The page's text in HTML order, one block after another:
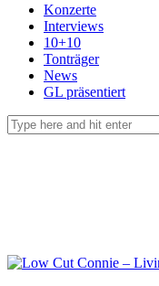
Konzerte
Interviews
10+10
Tonträger
News
GL präsentiert